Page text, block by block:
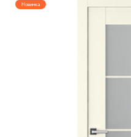
Новинка